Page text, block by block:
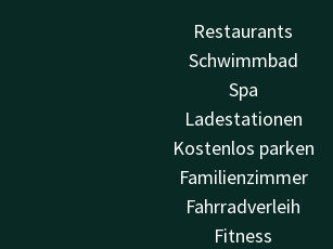
Restaurants
Schwimmbad
Spa
Ladestationen
Kostenlos parken
Familienzimmer
Fahrradverleih
Fitness